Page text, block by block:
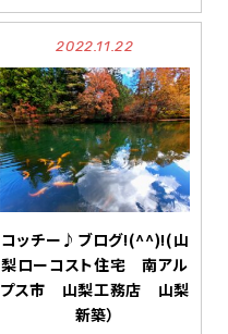
2022.11.22
コッチー♪ブログ!(^^)!(山
梨ローコスト住宅 南アル
プス市 山梨工務店 山梨
新築）